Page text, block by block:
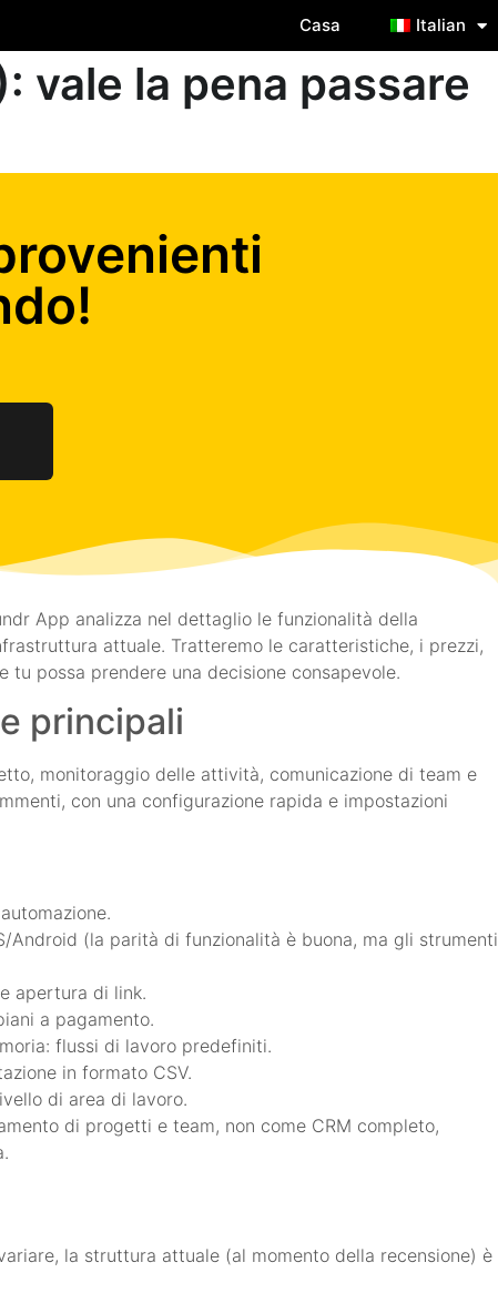
Casa Italian
vale la pena passare
App analizza nel dettaglio le funzionalità della
attuale. Tratteremo le caratteristiche, i prezzi,
possa prendere una decisione consapevole.
principali
monitoraggio delle attività, comunicazione di team e
con una configurazione rapida e impostazioni
(la parità di funzionalità è buona, ma gli strumenti
apertura di link.
a pagamento.
flussi di lavoro predefiniti.
in formato CSV.
di area di lavoro.
di progetti e team, non come CRM completo,
la struttura attuale (al momento della recensione) è